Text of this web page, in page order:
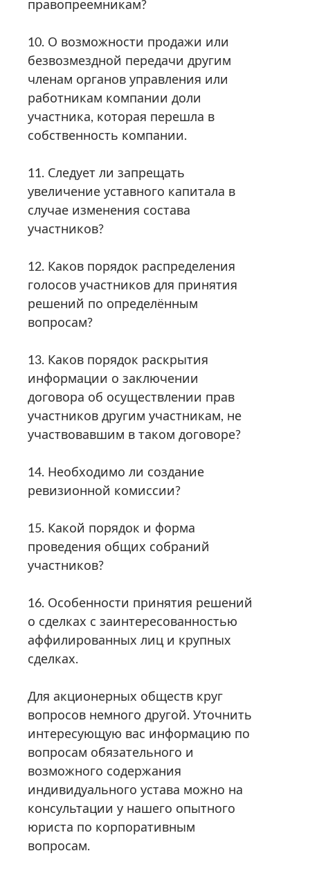
правопреемникам?
10. О возможности продажи или
безвозмездной передачи другим
членам органов управления или
работникам компании доли
участника, которая перешла в
собственность компании.
11. Следует ли запрещать
увеличение уставного капитала в
случае изменения состава
участников?
12. Каков порядок распределения
голосов участников для принятия
решений по определённым
вопросам?
13. Каков порядок раскрытия
информации о заключении
договора об осуществлении прав
участников другим участникам, не
участвовавшим в таком договоре?
14. Необходимо ли создание
ревизионной комиссии?
15. Какой порядок и форма
проведения общих собраний
участников?
16. Особенности принятия решений
о сделках с заинтересованностью
аффилированных лиц и крупных
сделках.
Для акционерных обществ круг
вопросов немного другой. Уточнить
интересующую вас информацию по
вопросам обязательного и
возможного содержания
индивидуального устава можно на
консультации у нашего опытного
юриста по корпоративным
вопросам.